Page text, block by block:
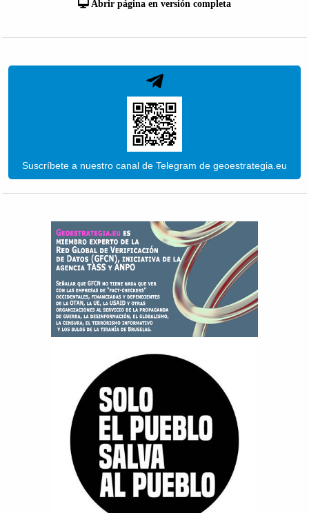
Abrir página en versión completa
Suscríbete a nuestro canal de Telegram de geoestrategia.eu